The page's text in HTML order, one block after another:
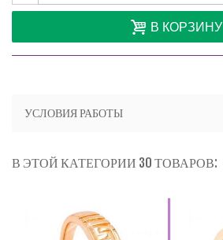
В КОРЗИНУ
УСЛОВИЯ РАБОТЫ
В ЭТОЙ КАТЕГОРИИ 30 ТОВАРОВ: